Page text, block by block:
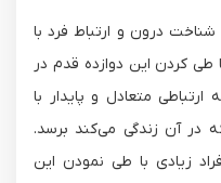
درون و ارتباط فرد با
طی کردن این دوازده قدم در
متعادل و پایدار با
در آن زندگی می‌کند برسد.
زیادی با طی نمودن این